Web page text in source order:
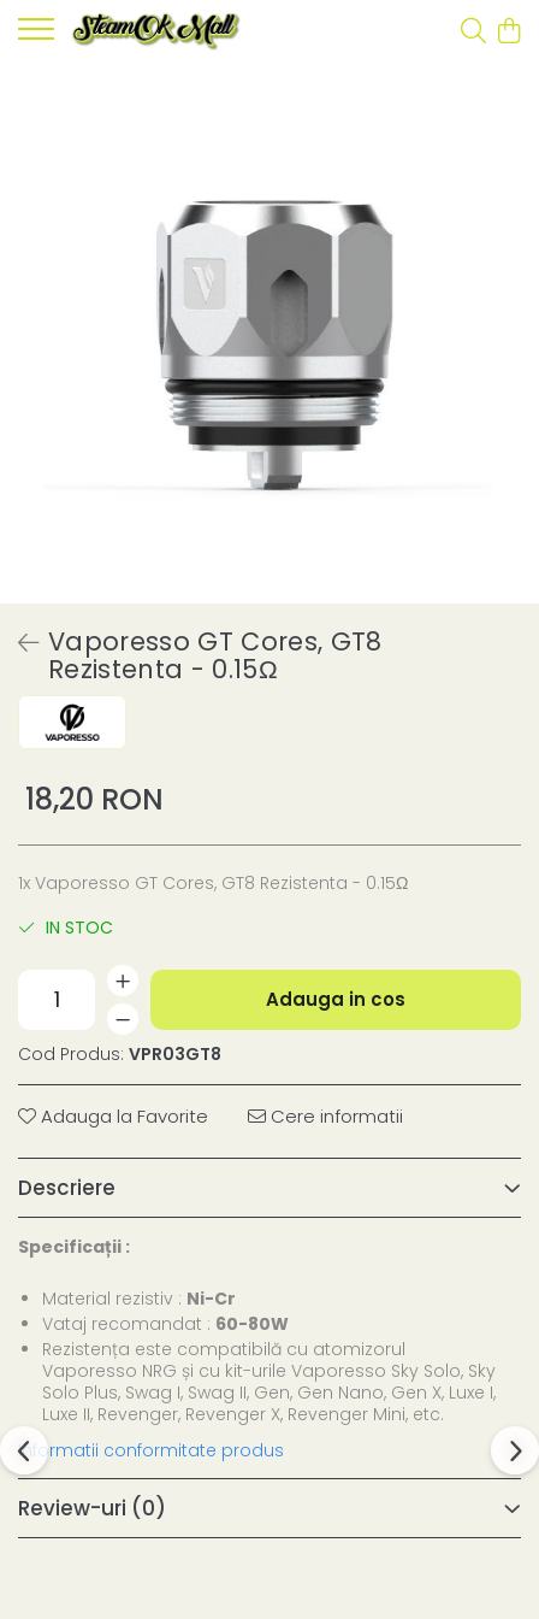
Vaporesso GT Cores, GT8
Rezistenta - 0.15Ω
18,20 RON
1x Vaporesso GT Cores, GT8 Rezistenta - 0.15Ω
IN STOC
Adauga in cos
Cod Produs: VPR03GT8
Adauga la Favorite Cere informatii
Descriere
Specificații :
Material rezistiv : Ni-Cr
Vataj recomandat : 60-80W
Rezistența este compatibilă cu atomizorul
Vaporesso NRG și cu kit-urile Vaporesso Sky Solo, Sky
Solo Plus, Swag I, Swag II, Gen, Gen Nano, Gen X, Luxe I,
Luxe II, Revenger, Revenger X, Revenger Mini, etc.
Informatii conformitate produs
Review-uri (0)